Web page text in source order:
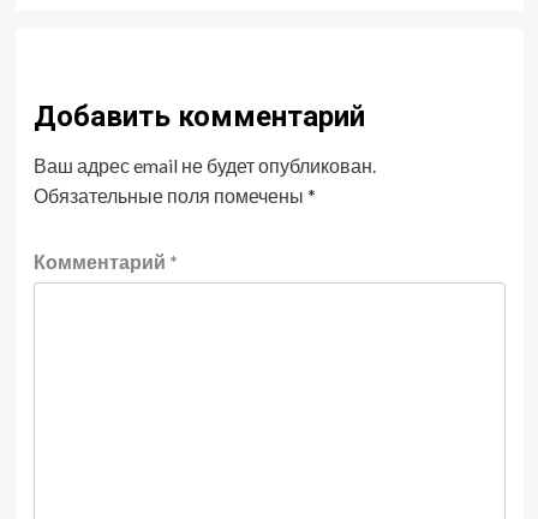
Добавить комментарий
Ваш адрес email не будет опубликован.
Обязательные поля помечены *
Комментарий *